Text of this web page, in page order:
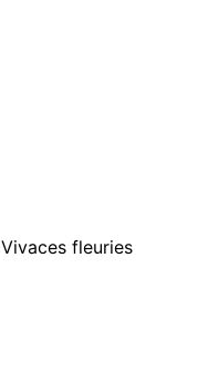
Vivaces fleuries